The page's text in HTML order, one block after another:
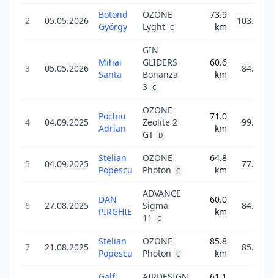
2 05.05.2026
Botond
György
OZONE
Lyght C
73.9
km
103.5
3 05.05.2026
Mihai
Santa
GIN
GLIDERS
Bonanza
3 C
60.6
km
84.8
4 04.09.2025
Pochiu
Adrian
OZONE
Zeolite 2
GT
D
71.0
km
99.4
5 04.09.2025
Stelian
Popescu
OZONE
Photon
C
64.8
km
77.8
6 27.08.2025
DAN
PIRGHIE
ADVANCE
Sigma
11
C
60.0
km
84.0
7 21.08.2025
Stelian
Popescu
OZONE
Photon
C
85.8
km
85.8